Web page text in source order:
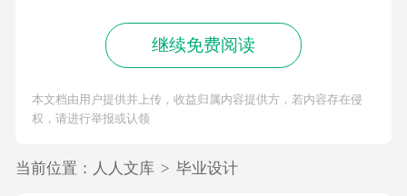
继续免费阅读
本文档由用户提供并上传，收益归属内容提供方，若内容存在侵
权，请进行举报或认领
当前位置： 人人文库 > 毕业设计